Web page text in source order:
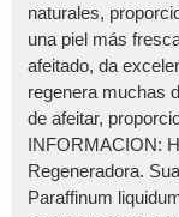
naturales,
una piel más
afeitado, da
regenera muchas
de afeitar,
INFORMACION:
Regeneradora.
Paraffinum